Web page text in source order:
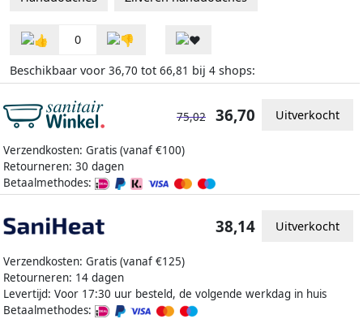
0
Beschikbaar voor 36,70 tot 66,81 bij 4 shops:
Verzendkosten: Gratis (vanaf €100)
Retourneren: 30 dagen
Betaalmethodes:
75,02 36,70 Uitverkocht
Verzendkosten: Gratis (vanaf €125)
Retourneren: 14 dagen
Levertijd: Voor 17:30 uur besteld, de volgende werkdag in huis
Betaalmethodes:
38,14 Uitverkocht